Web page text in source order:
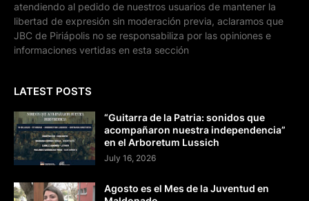
atendiendo al pedido de nuestros usuarios de mantener la
libertad de expresión sin moderación previa, aclaramos que
JBC de Piriápolis no se responsabiliza por las opiniones e
informaciones vertidas en esta sección
LATEST POSTS
“Guitarra de la Patria: sonidos que
acompañaron nuestra independencia”
en el Arboretum Lussich
July 16, 2026
Agosto es el Mes de la Juventud en